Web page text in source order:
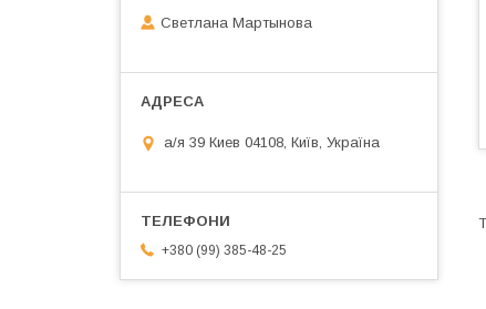
Светлана Мартынова
а/я 39 Киев 04108, Київ, Україна
+380 (99) 385-48-25